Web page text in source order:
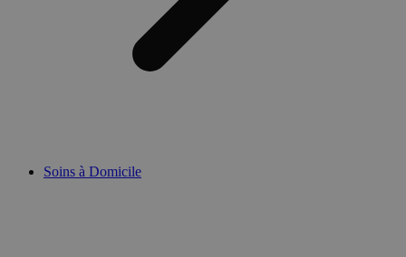
Soins à Domicile